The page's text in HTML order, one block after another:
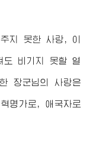
지 못한 사랑, 이
도 비기지 못할 열
장군님의 사랑은
명가로, 애국자로